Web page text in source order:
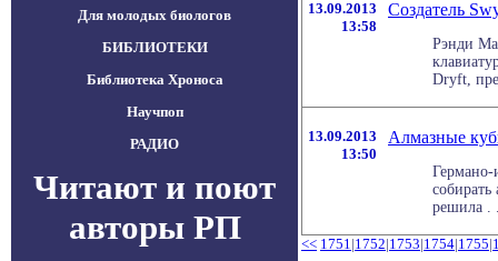
Для молодых биологов
БИБЛИОТЕКИ
Библиотека Хроноса
Научпоп
РАДИО
Читают и поют
авторы РП
13.09.2013
13:58
Создатель
Рэнди
Dryft,
13.09.2013
13:50
Алмазные
Германо-
решила .
<< 1751|1752|1753|1754|1755|